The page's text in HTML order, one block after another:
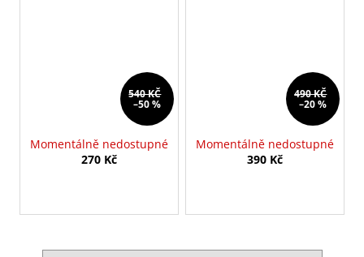
540 KČ
–50 %
Momentálně nedostupné
270 Kč
490 KČ
–20 %
Momentálně nedostupné
390 Kč